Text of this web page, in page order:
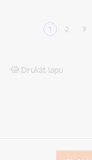
Pašreizējā lapa
1 Lapa
2 Lapa
3
Drukāt lapu